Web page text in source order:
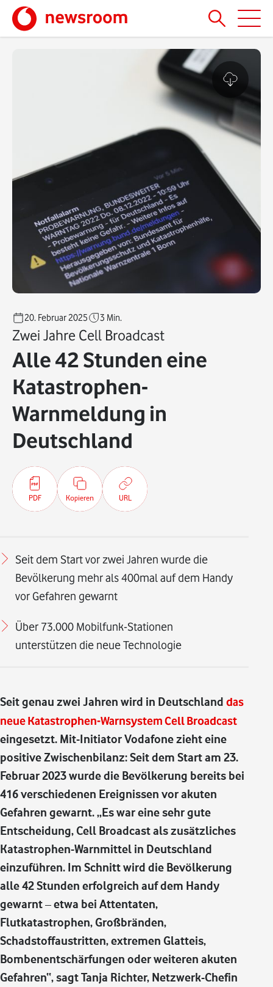
20. Februar 2025 3 Min.
Zwei Jahre Cell Broadcast
Alle 42 Stunden eine
Katastrophen-
Warnmeldung in
Deutschland
PDF Kopieren URL
Seit dem Start vor zwei Jahren wurde die
Bevölkerung mehr als 400mal auf dem Handy
vor Gefahren gewarnt
Über 73.000 Mobilfunk-Stationen
unterstützen die neue Technologie
Seit genau zwei Jahren wird in Deutschland das
neue Katastrophen-Warnsystem Cell Broadcast
eingesetzt. Mit-Initiator Vodafone zieht eine
positive Zwischenbilanz: Seit dem Start am 23.
Februar 2023 wurde die Bevölkerung bereits bei
416 verschiedenen Ereignissen vor akuten
Gefahren gewarnt. „Es war eine sehr gute
Entscheidung, Cell Broadcast als zusätzliches
Katastrophen-Warnmittel in Deutschland
einzuführen. Im Schnitt wird die Bevölkerung
alle 42 Stunden erfolgreich auf dem Handy
gewarnt – etwa bei Attentaten,
Flutkatastrophen, Großbränden,
Schadstoffaustritten, extremen Glatteis,
Bombenentschärfungen oder weiteren akuten
Gefahren“, sagt Tanja Richter, Netzwerk-Chefin